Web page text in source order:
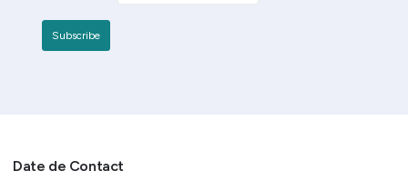
Date de Contact